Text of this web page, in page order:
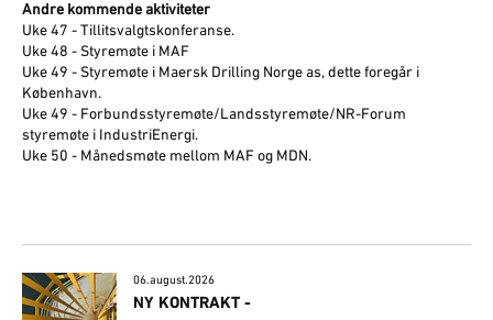
Andre kommende aktiviteter
Uke 47 - Tillitsvalgtskonferanse.
Uke 48 - Styremøte i MAF
Uke 49 - Styremøte i Maersk Drilling Norge as, dette foregår i
København.
Uke 49 - Forbundsstyremøte/Landsstyremøte/NR-Forum
styremøte i IndustriEnergi.
Uke 50 - Månedsmøte mellom MAF og MDN.
06.august.2026
NY KONTRAKT -